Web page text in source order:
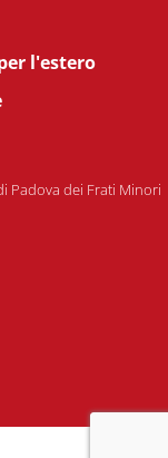
l'estero
Padova dei Frati Minori